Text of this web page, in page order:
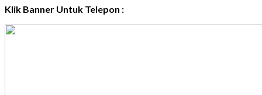
Klik Banner Untuk Telepon :